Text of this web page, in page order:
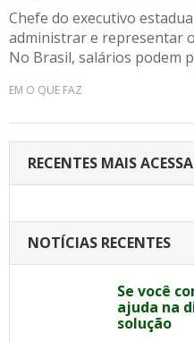
Chefe do executivo
administrar e representar
No Brasil, salários podem
EM O QUE FAZ
RECENTES MAIS
NOTÍCIAS RECENTES
Se você
ajuda na
solução